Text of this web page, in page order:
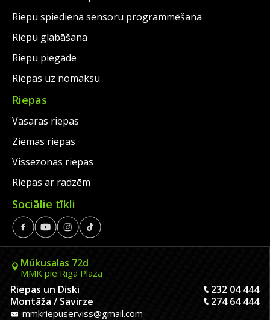
Riepu spiediena sensoru programmēšana
Riepu glabāšana
Riepu piegāde
Riepas uz nomaksu
Riepas
Vasaras riepas
Ziemas riepas
Vissezonas riepas
Riepas ar radzēm
Sociālie tīkli
Mūkusalas 72d
MMK pie Riga Plaza
Riepas un Diski
232 04 444
Montāža / Savirze
274 64 444
mmkriepuserviss@gmail.com